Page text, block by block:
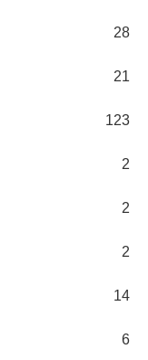
28
21
123
2
2
2
14
6